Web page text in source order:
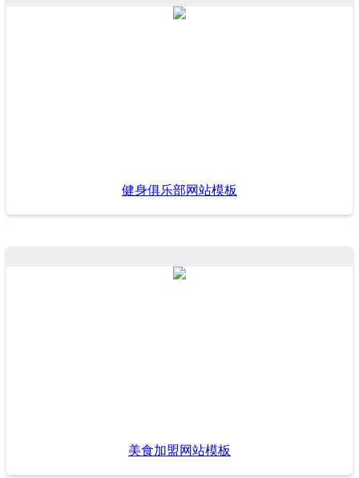
健身俱乐部网站模板
美食加盟网站模板